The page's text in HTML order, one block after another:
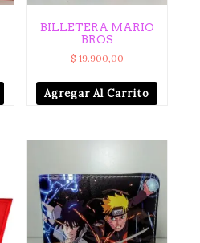
BILLETERA MARIO
BROS
$ 19.900,00
Agregar Al Carrito